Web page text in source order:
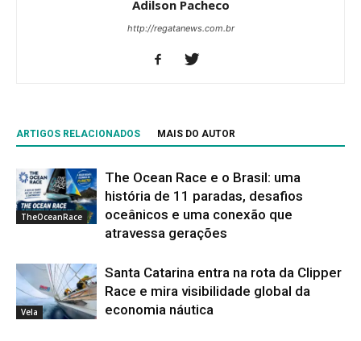
Adilson Pacheco
http://regatanews.com.br
ARTIGOS RELACIONADOS MAIS DO AUTOR
TheOceanRace
The Ocean Race e o Brasil: uma
história de 11 paradas, desafios
oceânicos e uma conexão que
atravessa gerações
Vela
Santa Catarina entra na rota da Clipper
Race e mira visibilidade global da
economia náutica